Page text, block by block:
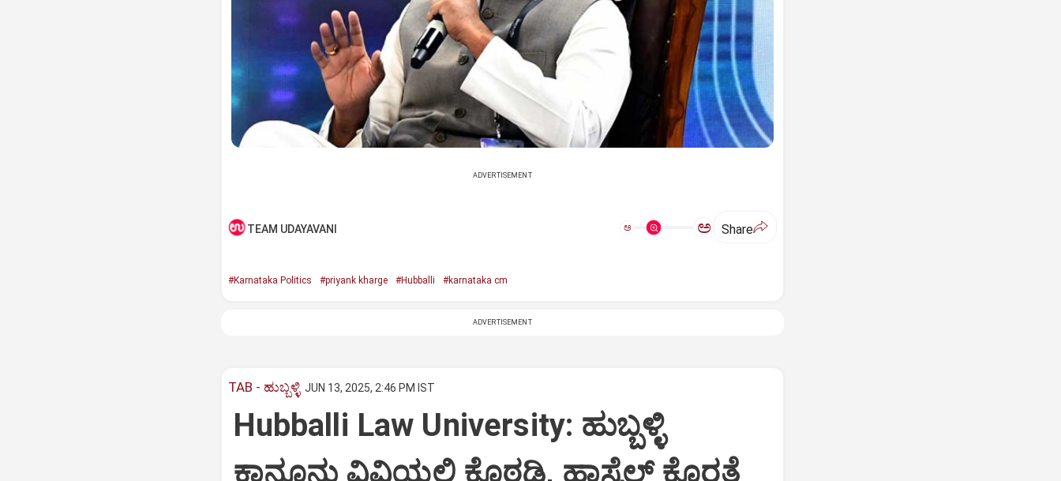
ADVERTISEMENT
TEAM UDAYAVANI ಅ ಅ Share
#Karnataka Politics #priyank kharge #Hubballi #karnataka cm
ADVERTISEMENT
TAB - ಹುಬ್ಬಳ್ಳಿ JUN 13, 2025, 2:46 PM IST
Hubballi Law University: ಹುಬ್ಬಳ್ಳಿ
ಕಾನೂನು ವಿವಿಯಲ್ಲಿ ಕೊಠಡಿ, ಹಾಸ್ಟೆಲ್‌ ಕೊರತೆ